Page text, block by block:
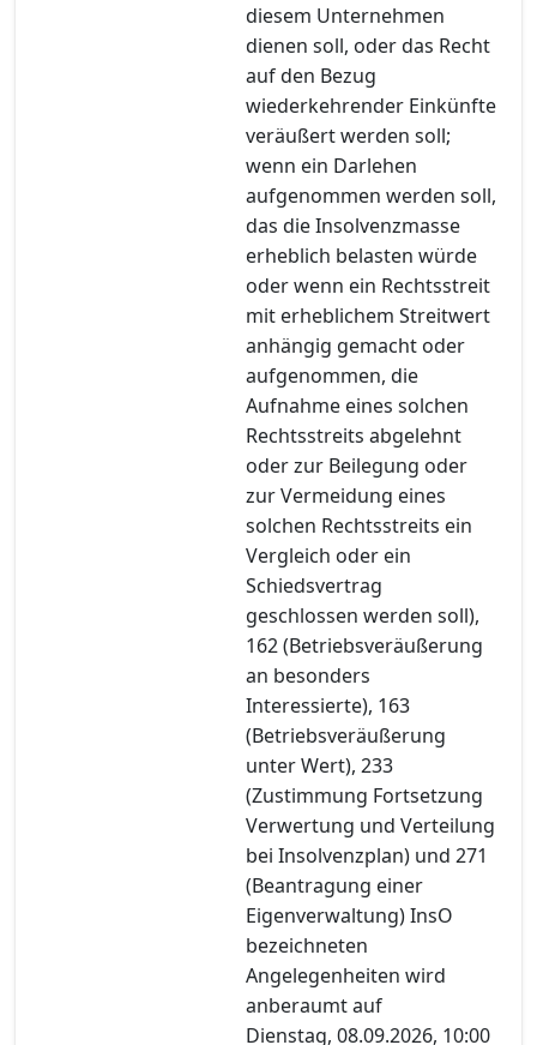
diesem Unternehmen
dienen soll, oder das Recht
auf den Bezug
wiederkehrender Einkünfte
veräußert werden soll;
wenn ein Darlehen
aufgenommen werden soll,
das die Insolvenzmasse
erheblich belasten würde
oder wenn ein Rechtsstreit
mit erheblichem Streitwert
anhängig gemacht oder
aufgenommen, die
Aufnahme eines solchen
Rechtsstreits abgelehnt
oder zur Beilegung oder
zur Vermeidung eines
solchen Rechtsstreits ein
Vergleich oder ein
Schiedsvertrag
geschlossen werden soll),
162 (Betriebsveräußerung
an besonders
Interessierte), 163
(Betriebsveräußerung
unter Wert), 233
(Zustimmung Fortsetzung
Verwertung und Verteilung
bei Insolvenzplan) und 271
(Beantragung einer
Eigenverwaltung) InsO
bezeichneten
Angelegenheiten wird
anberaumt auf
Dienstag, 08.09.2026, 10:00